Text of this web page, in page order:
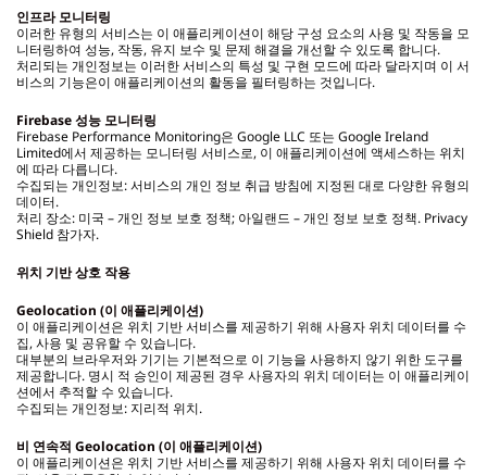
인프라 모니터링
이러한 유형의 서비스는 이 애플리케이션이 해당 구성 요소의 사용 및 작동을 모
니터링하여 성능, 작동, 유지 보수 및 문제 해결을 개선할 수 있도록 합니다.
처리되는 개인정보는 이러한 서비스의 특성 및 구현 모드에 따라 달라지며 이 서
비스의 기능은이 애플리케이션의 활동을 필터링하는 것입니다.
Firebase성능 모니터링
Firebase Performance Monitoring은 Google LLC 또는 Google Ireland
Limited에서 제공하는 모니터링 서비스로, 이 애플리케이션에 액세스하는 위치
에 따라 다릅니다.
수집되는 개인정보: 서비스의 개인 정보 취급 방침에 지정된 대로 다양한 유형의
데이터.
처리 장소: 미국 – 개인 정보 보호 정책; 아일랜드 – 개인 정보 보호 정책. Privacy
Shield 참가자.
위치 기반 상호 작용
Geolocation (이 애플리케이션)
이 애플리케이션은 위치 기반 서비스를 제공하기 위해 사용자 위치 데이터를 수
집, 사용 및 공유할 수 있습니다.
대부분의 브라우저와 기기는 기본적으로 이 기능을 사용하지 않기 위한 도구를
제공합니다. 명시 적 승인이 제공된 경우 사용자의 위치 데이터는 이 애플리케이
션에서 추적할 수 있습니다.
수집되는 개인정보: 지리적 위치.
비 연속적 Geolocation (이 애플리케이션)
이 애플리케이션은 위치 기반 서비스를 제공하기 위해 사용자 위치 데이터를 수